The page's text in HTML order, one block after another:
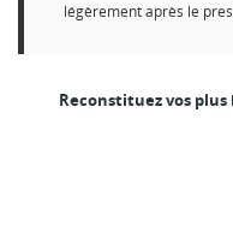
légèrement après le
Reconstituez vos